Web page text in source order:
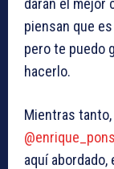
darán el mejor
piensan que
pero te puedo
hacerlo.
Mientras
@enrique_pons
aquí